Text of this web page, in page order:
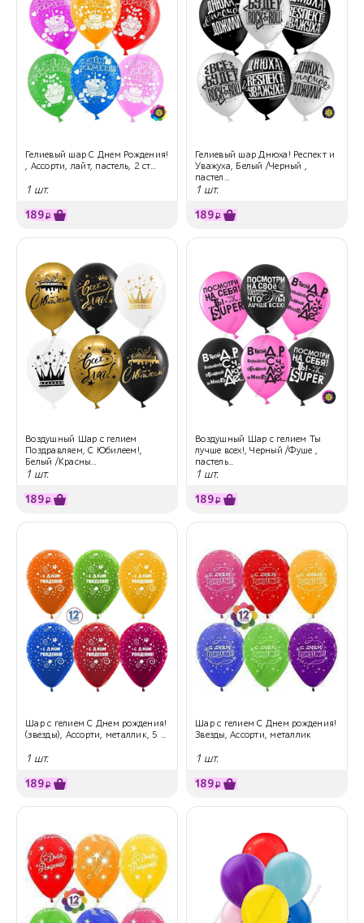
Гелиевый шар С Днем Рождения!
, Ассорти, лайт, пастель, 2 ст...
1 шт.
189₽
Гелиевый шар Днюха! Респект и
Уважуха, Белый /Черный ,
пастел...
1 шт.
189₽
Воздушный Шар с гелием
Поздравляем, С Юбилеем!,
Белый /Красны...
1 шт.
189₽
Воздушный Шар с гелием Ты
лучше всех!, Черный /Фуше ,
пастель...
1 шт.
189₽
Шар с гелием С Днем рождения!
(звезды), Ассорти, металлик, 5 ...
1 шт.
189₽
Шар с гелием С Днем рождения!
Звезды, Ассорти, металлик
1 шт.
189₽